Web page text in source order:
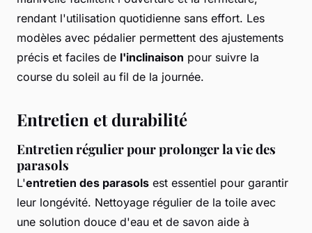
rendant l'utilisation quotidienne sans effort. Les
modèles avec pédalier permettent des ajustements
précis et faciles de l'inclinaison pour suivre la
course du soleil au fil de la journée.
Entretien et durabilité
Entretien régulier pour prolonger la vie des
parasols
L'entretien des parasols est essentiel pour garantir
leur longévité. Nettoyage régulier de la toile avec
une solution douce d'eau et de savon aide à